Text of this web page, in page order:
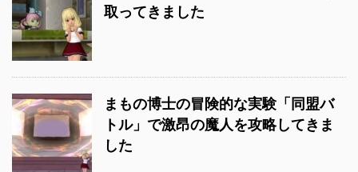
取ってきました
まもの博士の冒険的な実験「同盟バ
トル」で激昂の魔人を攻略してきま
した